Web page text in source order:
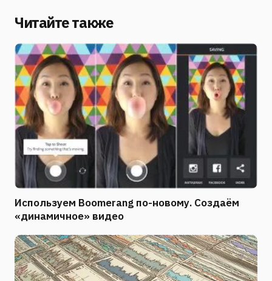
Читайте также
Используем Boomerang по-новому. Создаём
«динамичное» видео